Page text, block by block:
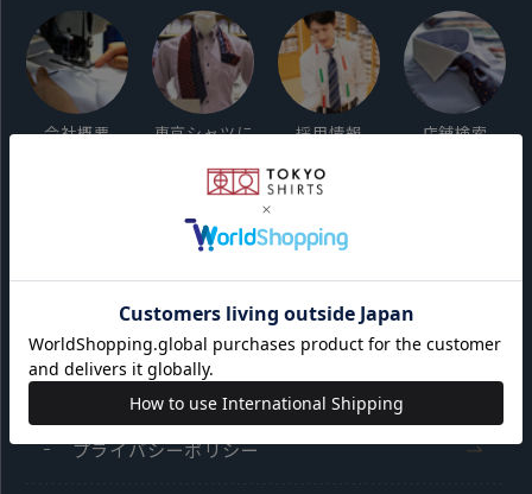
会社概要
東京シャツに
採用情報 店舗検索
ご利用ガイド
サイト利用規約
会員利用規約
プライバシーポリシー